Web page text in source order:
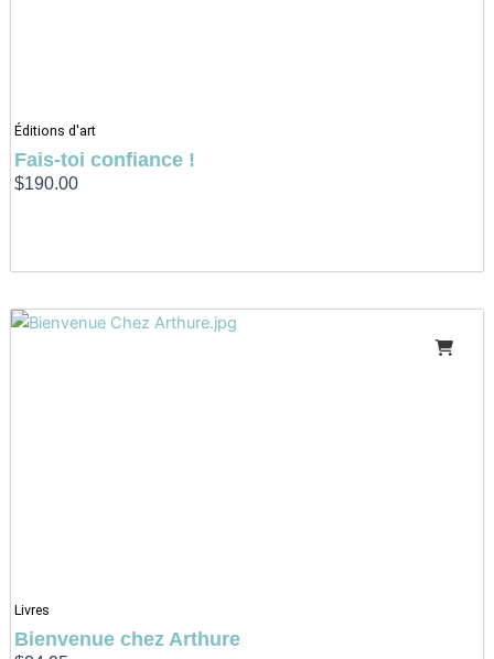
Éditions d'art
Fais-toi confiance !
$190.00
Livres
Bienvenue chez Arthure